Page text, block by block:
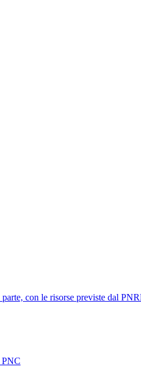
con le risorse previste dal
PNC